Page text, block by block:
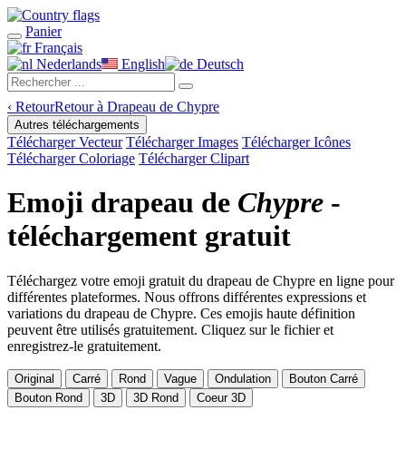
Panier
Français
Nederlands
English Deutsch
‹ RetourRetour à Drapeau de Chypre
Autres téléchargements
Télécharger Vecteur Télécharger Images Télécharger Icônes
Télécharger Coloriage Télécharger Clipart
Emoji drapeau de Chypre -
téléchargement gratuit
Téléchargez votre emoji gratuit du drapeau de Chypre en ligne pour
différentes plateformes. Nous offrons différentes expressions et
variations du drapeau de Chypre. Ces emojis haute définition
peuvent être utilisés gratuitement. Cliquez sur le fichier et
enregistrez-le gratuitement.
Original Carré Rond Vague Ondulation
Bouton Carré
Bouton Rond
3D 3D Rond Coeur 3D